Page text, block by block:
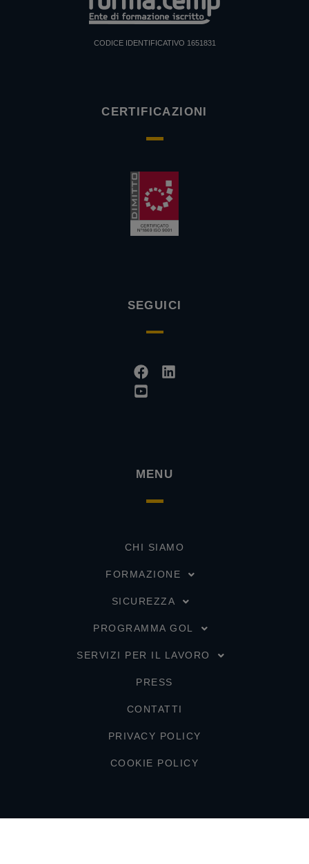
CODICE IDENTIFICATIVO 1651831
CERTIFICAZIONI
SEGUICI
Facebook
Linkedin
Youtube-
square
MENU
CHI SIAMO
FORMAZIONE
SICUREZZA
PROGRAMMA GOL
SERVIZI PER IL LAVORO
PRESS
CONTATTI
PRIVACY POLICY
COOKIE POLICY